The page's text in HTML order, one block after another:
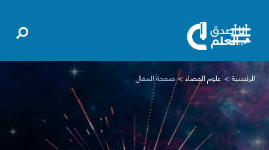
الرئيسية علوم الفضاء صفحة المقال